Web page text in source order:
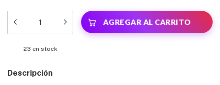
23 en stock
Descripción